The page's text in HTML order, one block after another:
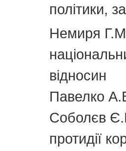
політики,
Немиря
відносин
Павелко
Соболєв
протидії